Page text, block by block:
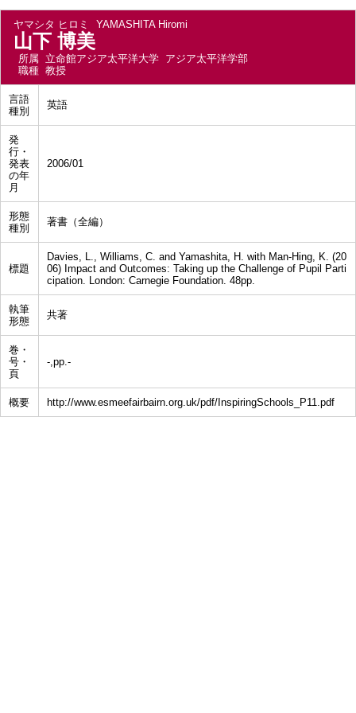
ヤマシタ ヒロミ YAMASHITA Hiromi
山下 博美
所属 立命館アジア太平洋大学 アジア太平洋学部
職種 教授
言語
種別
英語
発
行・
発表
の年
月
2006/01
形態
種別
著書（全編）
標題
Davies, L., Williams, C. and Yamashita, H. with Man-Hing, K. (20
06) Impact and Outcomes: Taking up the Challenge of Pupil Parti
cipation. London: Carnegie Foundation. 48pp.
執筆
形態
共著
巻・
号・
頁
-,pp.-
概要 http://www.esmeefairbairn.org.uk/pdf/InspiringSchools_P11.pdf